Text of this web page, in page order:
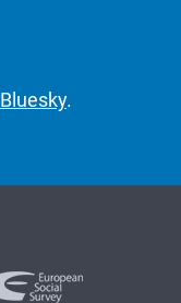
Bluesky.